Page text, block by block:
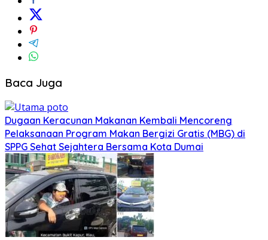
Baca Juga
Dugaan Keracunan Makanan Kembali Mencoreng
Pelaksanaan Program Makan Bergizi Gratis (MBG) di
SPPG Sehat Sejahtera Bersama Kota Dumai